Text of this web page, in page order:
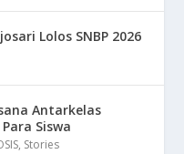
Lolos SNBP 2026
Antarkelas
Siswa
, Stories